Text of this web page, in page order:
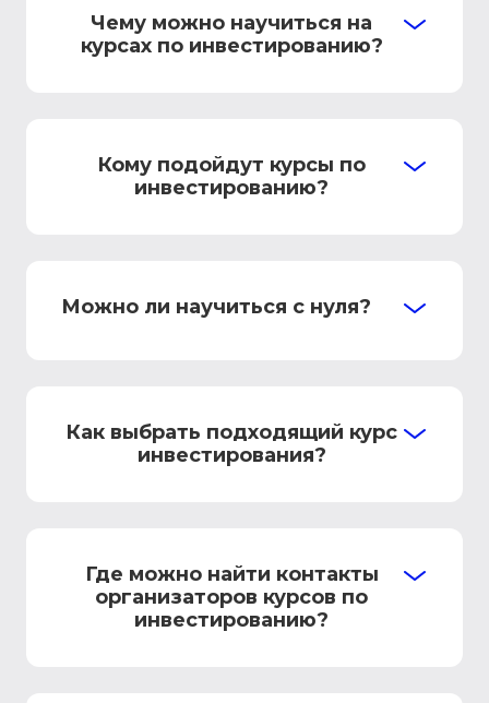
Чему можно научиться на
курсах по инвестированию?
Кому подойдут курсы по
инвестированию?
Можно ли научиться с нуля?
Как выбрать подходящий курс
инвестирования?
Где можно найти контакты
организаторов курсов по
инвестированию?